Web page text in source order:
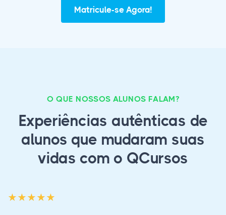
Matricule-se Agora!
O QUE NOSSOS ALUNOS FALAM?
Experiências autênticas de
alunos que mudaram suas
vidas com o QCursos